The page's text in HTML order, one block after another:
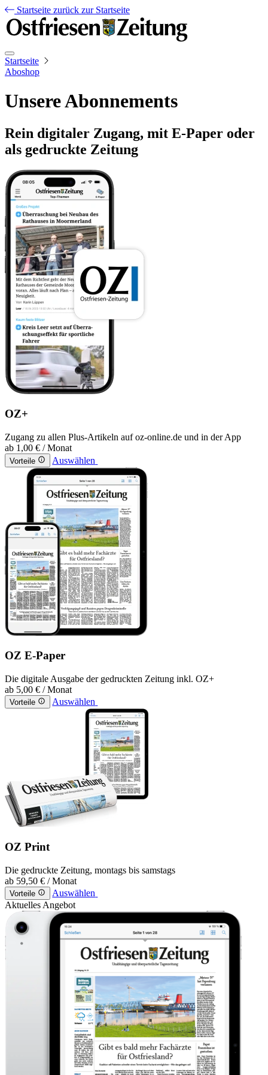
Startseite zurück zur Startseite
Startseite
Aboshop
Unsere Abonnements
Rein digitaler Zugang, mit E-Paper oder
als gedruckte Zeitung
OZ+
Zugang zu allen Plus-Artikeln auf oz-online.de und in der App
ab 1,00 € / Monat
Vorteile Auswählen
OZ E-Paper
Die digitale Ausgabe der gedruckten Zeitung inkl. OZ+
ab 5,00 € / Monat
Vorteile Auswählen
OZ Print
Die gedruckte Zeitung, montags bis samstags
ab 59,50 € / Monat
Vorteile
Auswählen
Aktuelles Angebot